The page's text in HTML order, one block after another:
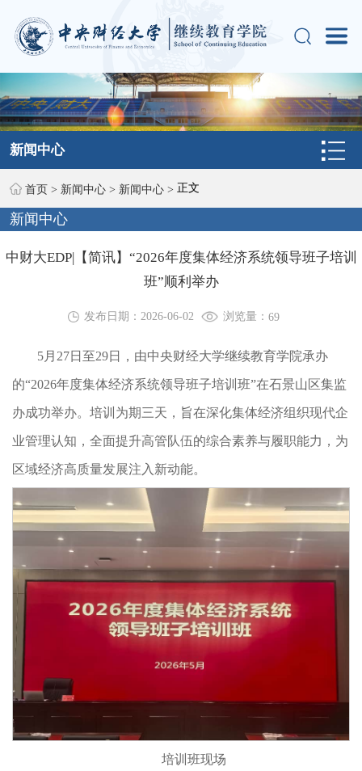
新闻中心
首页 > 新闻中心 > 新闻中心 > 正文
新闻中心
中财大EDP|【简讯】“2026年度集体经济系统领导班子培训
班”顺利举办
发布日期：2026-06-02 浏览量：69
5月27日至29日，由中央财经大学继续教育学院承办
的“2026年度集体经济系统领导班子培训班”在石景山区集监
办成功举办。培训为期三天，旨在深化集体经济组织现代企
业管理认知，全面提升高管队伍的综合素养与履职能力，为
区域经济高质量发展注入新动能。
培训班现场